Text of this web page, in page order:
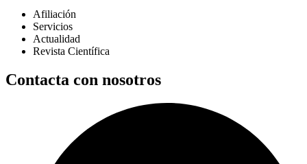
Afiliación
Servicios
Actualidad
Revista Científica
Contacta con nosotros